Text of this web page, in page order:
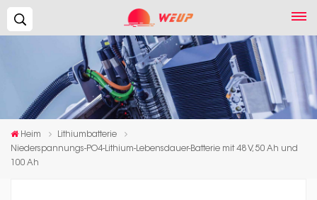
Heim
Lithiumbatterie
Niederspannungs-PO4-Lithium-Lebensdauer-Batterie mit 48 V, 50 Ah und
100 Ah